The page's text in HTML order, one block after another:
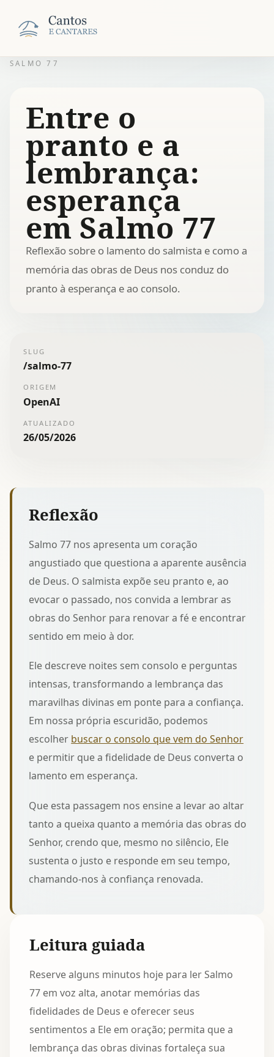
SALMO 77
Entre o
pranto e a
lembrança:
esperança
em Salmo 77
Reflexão sobre o lamento do salmista e como a
memória das obras de Deus nos conduz do
pranto à esperança e ao consolo.
SLUG
/salmo-77
ORIGEM
OpenAI
ATUALIZADO
26/05/2026
Reflexão
Salmo 77 nos apresenta um coração
angustiado que questiona a aparente ausência
de Deus. O salmista expõe seu pranto e, ao
evocar o passado, nos convida a lembrar as
obras do Senhor para renovar a fé e encontrar
sentido em meio à dor.
Ele descreve noites sem consolo e perguntas
intensas, transformando a lembrança das
maravilhas divinas em ponte para a confiança.
Em nossa própria escuridão, podemos
escolher buscar o consolo que vem do Senhor
e permitir que a fidelidade de Deus converta o
lamento em esperança.
Que esta passagem nos ensine a levar ao altar
tanto a queixa quanto a memória das obras do
Senhor, crendo que, mesmo no silêncio, Ele
sustenta o justo e responde em seu tempo,
chamando-nos à confiança renovada.
Leitura guiada
Reserve alguns minutos hoje para ler Salmo
77 em voz alta, anotar memórias das
fidelidades de Deus e oferecer seus
sentimentos a Ele em oração; permita que a
lembrança das obras divinas fortaleça sua